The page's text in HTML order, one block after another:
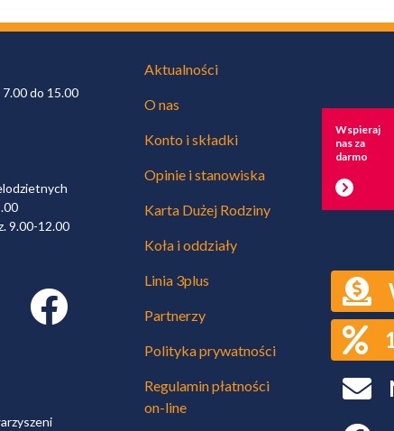
do 15.00
9.00-12.00
Facebook link
Aktualności
O nas
Konto i składki
Opinie i stanowiska
Karta Dużej Rodziny
Koła i oddziały
Linia 3plus
Partnerzy
Polityka prywatności
Regulamin płatności
on-line
Wspieraj
nas za
darmo